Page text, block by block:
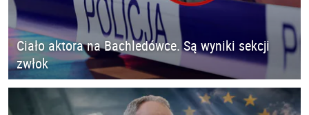
Ciało aktora na Bachledówce. Są wyniki sekcji
zwłok